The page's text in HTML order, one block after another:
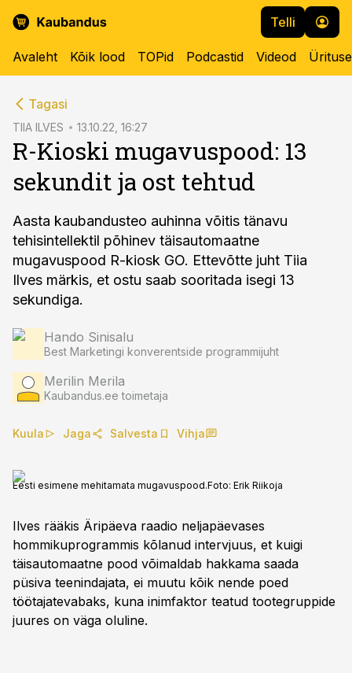
Telli
Avaleht Kõik lood TOPid Podcastid Videod
Tagasi
TIIA ILVES 13.10.22, 16:27
R-Kioski mugavuspood: 13
sekundit ja ost tehtud
Aasta kaubandusteo auhinna võitis tänavu
tehisintellektil põhinev täisautomaatne
mugavuspood R-kiosk GO. Ettevõtte juht Tiia
Ilves märkis, et ostu saab sooritada isegi 13
sekundiga.
Hando Sinisalu
Best Marketingi konverentside programmijuht
Merilin Merila
Kaubandus.ee toimetaja
Kuula Jaga Salvesta Vihja
Eesti esimene mehitamata mugavuspood.Foto: Erik Riikoja
Ilves rääkis Äripäeva raadio neljapäevases
hommikuprogrammis kõlanud intervjuus, et kuigi
täisautomaatne pood võimaldab hakkama saada
püsiva teenindajata, ei muutu kõik nende poed
töötajatevabaks, kuna inimfaktor teatud tootegruppide
juures on väga oluline.